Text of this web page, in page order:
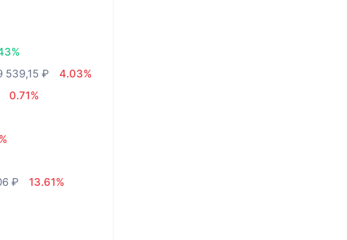
539,15 ₽
4.03%
0.71%
₽
13.61%